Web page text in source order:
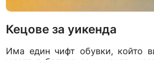
Кецове за уикенда
Има един чифт обувки, който